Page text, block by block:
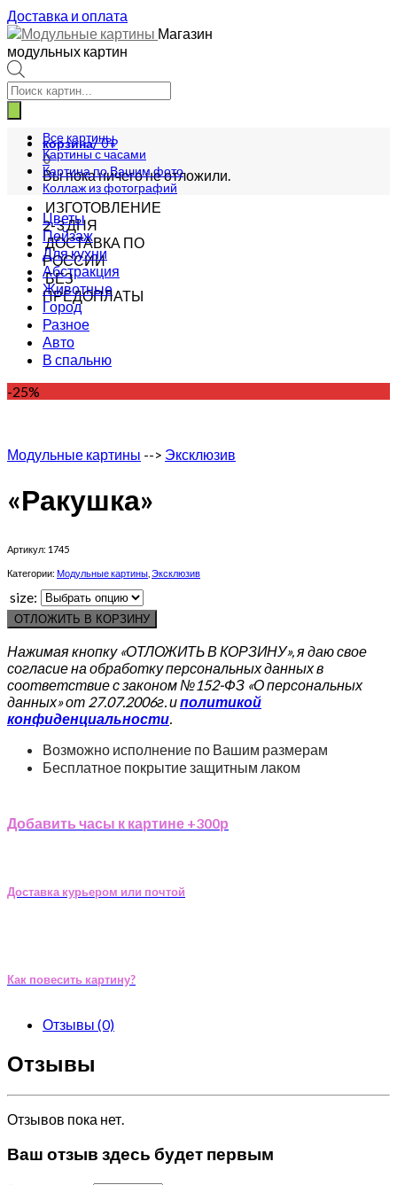
Доставка и оплата
Магазин
модульных картин
Поиск
товаров
корзина/0₽
0
Вы пока ничего не отложили.
ИЗГОТОВЛЕНИЕ
2-3 ДНЯ
ДОСТАВКА ПО
РОССИИ
БЕЗ
ПРЕДОПЛАТЫ
Все картины
Картины с часами
Картина по Вашим фото
Коллаж из фотографий
Цветы
Пейзаж
Для кухни
Абстракция
Животные
Город
Разное
Авто
В спальню
-25%
Модульные картины --> Эксклюзив
«Ракушка»
Артикул: 1745
Категории: Модульные картины Эксклюзив
size:
ОТЛОЖИТЬ В КОРЗИНУ
Нажимая кнопку «ОТЛОЖИТЬ В КОРЗИНУ», я даю свое
согласие на обработку персональных данных в
соответствие с законом №152-ФЗ «О персональных
данных» от 27.07.2006г. иполитикой
конфиденциальности.
Возможно исполнение по Вашим размерам
Бесплатное покрытие защитным лаком
Добавить часы к картине +300р
Доставка курьером или почтой
Как повесить картину?
Отзывы (0)
Отзывы
Отзывов пока нет.
Ваш отзыв здесь будет первым